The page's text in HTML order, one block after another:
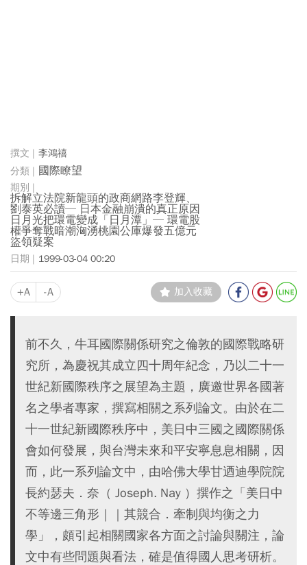
李鴻禧
國際瞭望
拆解立法院新龍頭的政商網路李登輝、
劉泰英必讀─ 日本金融崩潰的真正原因
日月光把環電變成「日月潭」─ 環電股
權爭奪戰暗潮洶湧桃園公庫爆發五億元
盜領疑案
1999-03-04 00:20
+A -A 加入收藏
前不久，牛耳國際關係研究之倫敦的國際戰略研
究所，為慶祝其成立四十周年紀念，乃以二十一
世紀新國際秩序之展望為主題，廣邀世界各國著
名之學者專家，撰寫相關之系列論文。由於在二
十一世紀新國際秩序中，美日中三國之國際關係
會如何發展，與台灣未來和平安寧息息相關，因
而，此一系列論文中，由哈佛大學甘迺迪學院院
長約瑟夫．奈（ Joseph. Nay ）撰作之「美日中
不等邊三角形｜｜其競合．牽制與均衡之力
學」，頗引起相關國家各方面之討論與關注，論
文中有些問題與看法，確是值得國人思考研析。